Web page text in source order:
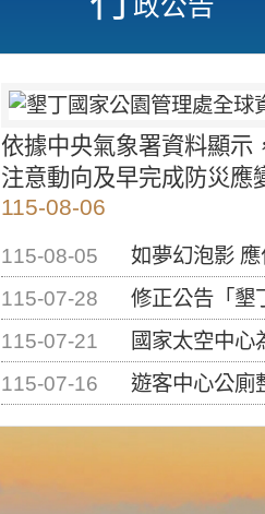
依據中央氣象署資料顯示
注意動向及早完成防災應
115-08-06
115-08-05
如夢幻泡影
115-07-28
修正公告「墾丁國家公
115-07-21
國家太空中心為辦理
115-07-16
遊客中心公廁